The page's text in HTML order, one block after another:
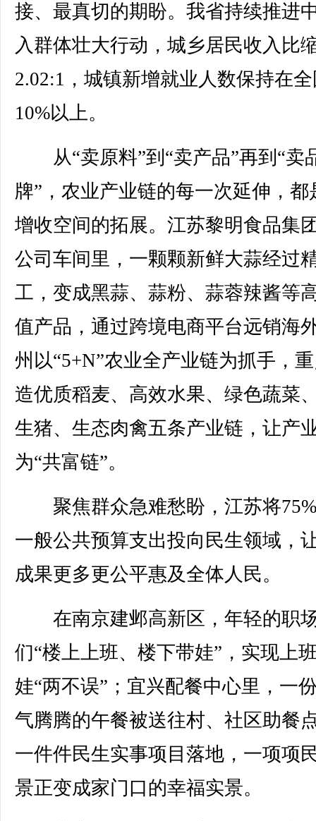
接、最真切的期盼。我省持续推进
入群体壮大行动，城乡居民收入比
2.02:1，城镇新增就业人数保持在
10%以上。
从“卖原料”到“卖产品”再到“卖
牌”，农业产业链的每一次延伸，都
增收空间的拓展。江苏黎明食品集
公司车间里，一颗颗新鲜大蒜经过
工，变成黑蒜、蒜粉、蒜蓉辣酱等
值产品，通过跨境电商平台远销海
州以“5+N”农业全产业链为抓手，
造优质稻麦、高效水果、绿色蔬菜
生猪、生态肉禽五条产业链，让产
为“共富链”。
聚焦群众急难愁盼，江苏将
一般公共预算支出投向民生领域，
成果更多更公平惠及全体人民。
在南京建邺高新区，年轻的职
们“楼上上班、楼下带娃”，实现上
娃“两不误”；宜兴配餐中心里，一
气腾腾的午餐被送往村、社区助
一件件民生实事项目落地，一项项
景正变成家门口的幸福实景。